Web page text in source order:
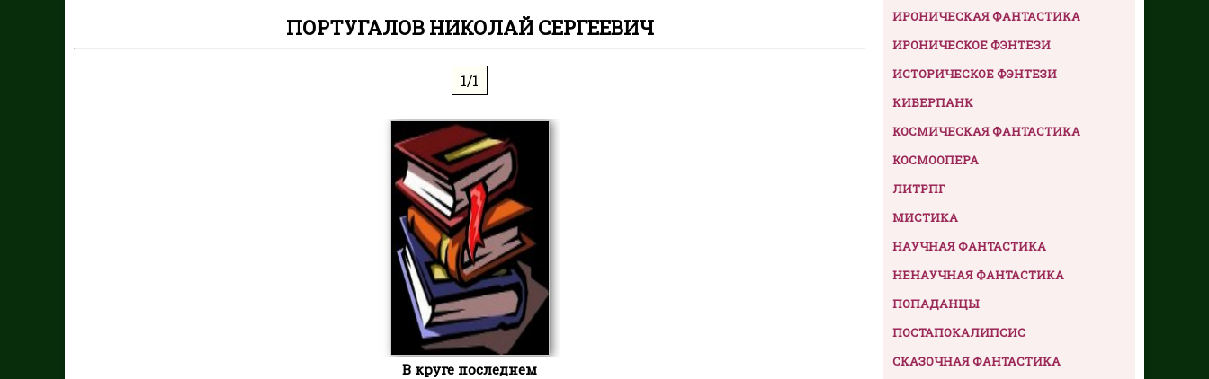
ПОРТУГАЛОВ НИКОЛАЙ СЕРГЕЕВИЧ
1/1
В круге последнем
ИРОНИЧЕСКАЯ ФАНТАСТИКА
ИРОНИЧЕСКОЕ ФЭНТЕЗИ
ИСТОРИЧЕСКОЕ ФЭНТЕЗИ
КИБЕРПАНК
КОСМИЧЕСКАЯ ФАНТАСТИКА
КОСМООПЕРА
ЛИТРПГ
МИСТИКА
НАУЧНАЯ ФАНТАСТИКА
НЕНАУЧНАЯ ФАНТАСТИКА
ПОПАДАНЦЫ
ПОСТАПОКАЛИПСИС
СКАЗОЧНАЯ ФАНТАСТИКА